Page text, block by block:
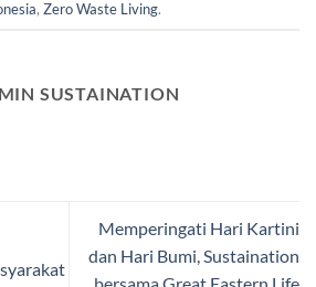
, Zero Waste Living.
SUSTAINATION
Memperingati Hari Kartini
dan Hari Bumi, Sustaination